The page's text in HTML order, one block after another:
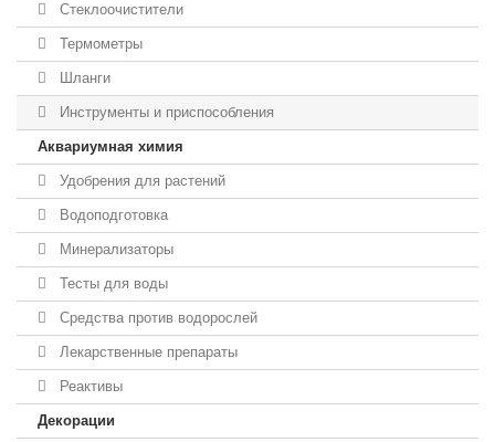
Стеклоочистители
Термометры
Шланги
Инструменты и приспособления
Аквариумная химия
Удобрения для растений
Водоподготовка
Минерализаторы
Тесты для воды
Средства против водорослей
Лекарственные препараты
Реактивы
Декорации